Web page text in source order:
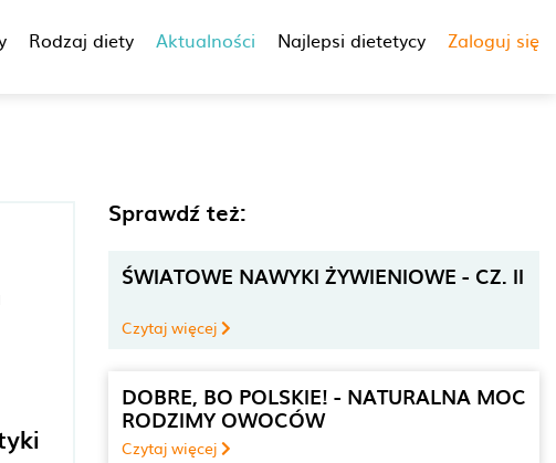
Rodzaj diety Aktualności Najlepsi dietetycy Zaloguj się
Sprawdź też:
ŚWIATOWE NAWYKI ŻYWIENIOWE - CZ. II
Czytaj więcej
DOBRE, BO POLSKIE! - NATURALNA MOC
RODZIMY OWOCÓW
Czytaj więcej